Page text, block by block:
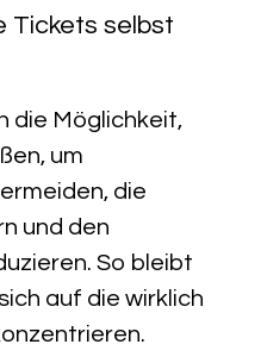
Tickets selbst
die Möglichkeit,
, um
die
und den
. So bleibt
auf die wirklich